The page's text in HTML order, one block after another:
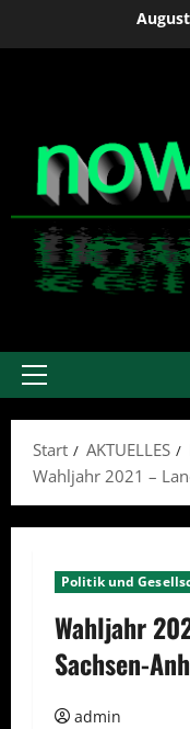
Primäres
Start
AKTUELLES
Wahljahr 2021 –
Politik und
Wahljahr
Sachsen-
admin